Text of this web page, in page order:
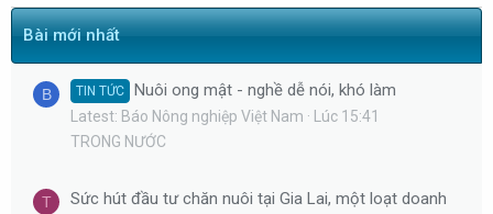
Bài mới nhất
B TIN TỨC Nuôi ong mật - nghề dễ nói, khó làm
Latest: Báo Nông nghiệp Việt Nam
Lúc 15:41
TRONG NƯỚC
T
Sức hút đầu tư chăn nuôi tại Gia Lai, một loạt doanh